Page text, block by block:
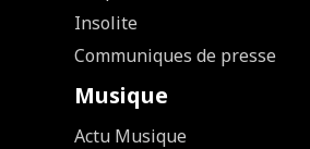
Insolite
Communiques de presse
Musique
Actu Musique